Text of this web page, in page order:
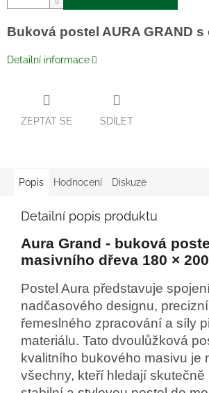
Buková postel AURA GRAND
Detailní informace
ZEPTAT SE SDÍLET
Popis Hodnocení Diskuze
Detailní popis produktu
Aura Grand - buková
masivního dřeva 180 ×
Postel Aura představuje
nadčasového designu,
řemeslného zpracování a síly
materiálu. Tato dvoulůžková
kvalitního bukového masivu je
všechny, kteří hledají skutečně